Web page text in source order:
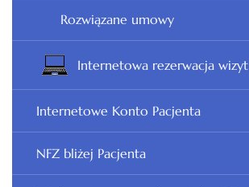
Rozwiązane umowy
Internetowa rezerwacja wizyt
Internetowe Konto Pacjenta
NFZ bliżej Pacjenta